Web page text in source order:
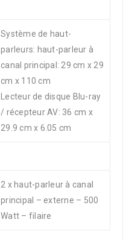
Système de haut-
parleurs: haut-parleur à
canal principal: 29 cm x 29
cm x 110 cm
Lecteur de disque Blu-ray
/ récepteur AV: 36 cm x
29.9 cm x 6.05 cm
2 x haut-parleur à canal
principal – externe – 500
Watt – filaire